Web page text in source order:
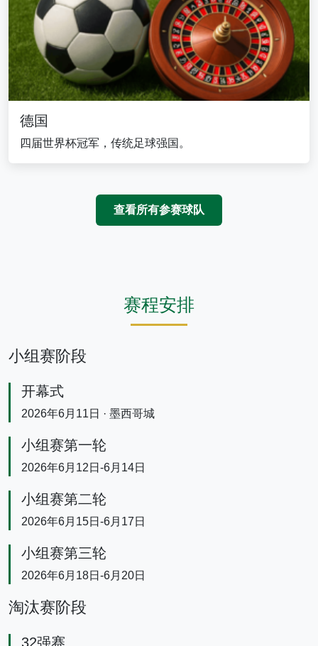
德国
四届世界杯冠军，传统足球强国。
查看所有参赛球队
赛程安排
小组赛阶段
开幕式
2026年6月11日 · 墨西哥城
小组赛第一轮
2026年6月12日-6月14日
小组赛第二轮
2026年6月15日-6月17日
小组赛第三轮
2026年6月18日-6月20日
淘汰赛阶段
32强赛